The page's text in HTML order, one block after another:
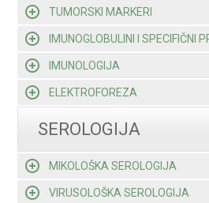
TUMORSKI MARKERI
IMUNOGLOBULINI I SPECIFIČNI
IMUNOLOGIJA
ELEKTROFOREZA
SEROLOGIJA
MIKOLOŠKA SEROLOGIJA
VIRUSOLOŠKA SEROLOGIJA